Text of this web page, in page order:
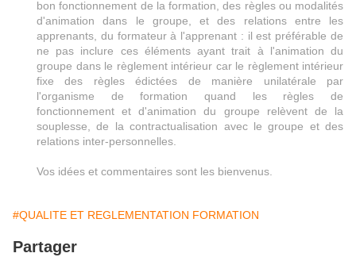
bon fonctionnement de la formation, des règles ou modalités
d'animation dans le groupe, et des relations entre les
apprenants, du formateur à l'apprenant : il est préférable de
ne pas inclure ces éléments ayant trait à l'animation du
groupe dans le règlement intérieur car le règlement intérieur
fixe des règles édictées de manière unilatérale par
l'organisme de formation quand les règles de
fonctionnement et d'animation du groupe relèvent de la
souplesse, de la contractualisation avec le groupe et des
relations inter-personnelles.
Vos idées et commentaires sont les bienvenus.
#QUALITE ET REGLEMENTATION FORMATION
Partager